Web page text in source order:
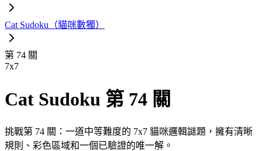
Cat Sudoku（貓咪數獨）
第 74 關
7x7
Cat Sudoku 第 74 關
挑戰第 74 關：一道中等難度的 7x7 貓咪邏輯謎題，擁有清晰
規則、彩色區域和一個已驗證的唯一解。